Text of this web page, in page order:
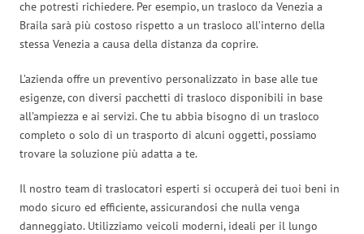
che potresti richiedere. Per esempio, un trasloco da Venezia a
Braila sarà più costoso rispetto a un trasloco all’interno della
stessa Venezia a causa della distanza da coprire.
L’azienda offre un preventivo personalizzato in base alle tue
esigenze, con diversi pacchetti di trasloco disponibili in base
all’ampiezza e ai servizi. Che tu abbia bisogno di un trasloco
completo o solo di un trasporto di alcuni oggetti, possiamo
trovare la soluzione più adatta a te.
Il nostro team di traslocatori esperti si occuperà dei tuoi beni in
modo sicuro ed efficiente, assicurandosi che nulla venga
danneggiato. Utilizziamo veicoli moderni, ideali per il lungo